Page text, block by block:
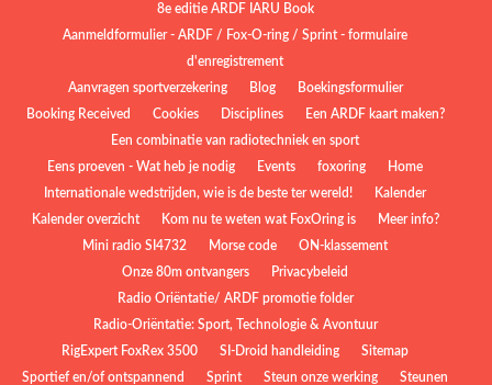
8e editie ARDF IARU Book
Aanmeldformulier - ARDF / Fox-O-ring / Sprint - formulaire
d'enregistrement
Aanvragen sportverzekering
Blog
Boekingsformulier
Booking Received
Cookies Disciplines
Een ARDF kaart maken?
Een combinatie van radiotechniek en sport
Eens proeven - Wat heb je nodig
Events foxoring
Home
Internationale wedstrijden, wie is de beste ter wereld!
Kalender
Kalender overzicht
Kom nu te weten wat FoxOring is
Meer info?
Mini radio SI4732
Morse code
ON-klassement
Onze 80m ontvangers
Privacybeleid
Radio Oriëntatie/ ARDF promotie folder
Radio‑Oriëntatie: Sport, Technologie & Avontuur
RigExpert FoxRex 3500
SI-Droid handleiding
Sitemap
Sportief en/of ontspannend
Sprint Steun onze werking Steunen